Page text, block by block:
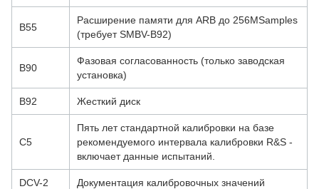
B55
Расширение памяти для ARB до 256MSamples
(требует SMBV-B92)
B90
Фазовая согласованность (только заводская
установка)
B92 Жесткий диск
С5
Пять лет стандартной калибровки на базе
рекомендуемого интервала калибровки R&S -
включает данные испытаний.
DCV-2 Документация калибровочных значений